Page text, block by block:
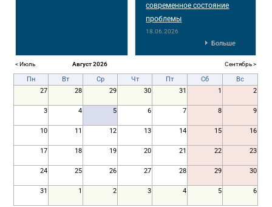
современное состояние
проблемы
18.06.2026
Больше
< Июль Август 2026 Сентябрь >
Пн Вт Ср Чт Пт Сб
Вс
27
28 29 30 31 1 2
3 4 5 6 7 8 9
10 11 12 13 14 15 16
17 18 19 20 21 22 23
24 25 26 27 28 29 30
31 1 2 3 4 5 6